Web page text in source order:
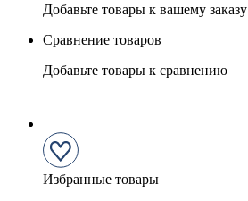
Добавьте товары к вашему заказу
Сравнение товаров
Добавьте товары к сравнению
Избранные товары